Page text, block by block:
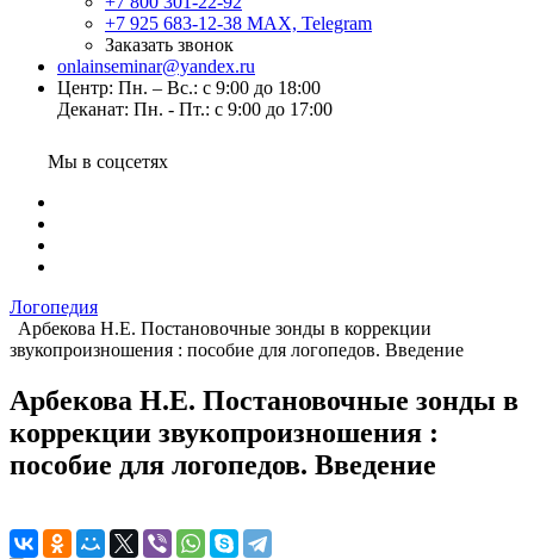
+7 925 683-12-38 MAX, Telegram
Заказать звонок
onlainseminar@yandex.ru
Центр: Пн. – Вс.: с 9:00 до 18:00
Деканат: Пн. - Пт.: с 9:00 до 17:00
Мы в соцсетях
Логопедия
Арбекова Н.Е. Постановочные зонды в коррекции
звукопроизношения : пособие для логопедов. Введение
Арбекова Н.Е. Постановочные зонды в
коррекции звукопроизношения :
пособие для логопедов. Введение